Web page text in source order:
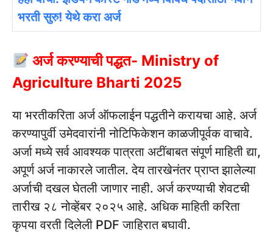
भरती सुरु! येथे करा अर्ज
अर्ज करण्याची पद्धत- Ministry of
Agriculture Bharti 2025
या भरतीकरिता अर्ज ऑफलाईन पद्धतीने करायचा आहे. अर्ज
करण्यापुर्वी उमेदवारांनी नोटिफिकेशन काळजीपूर्वक वाचावे.
अर्जा मध्ये सर्व आवश्यक पात्रता अटींबाबत संपूर्ण माहिती द्या,
अपूर्ण अर्ज नाकारले जातील. देय तारखेनंतर प्राप्त झालेल्या
अर्जाची दखल घेतली जाणार नाही. अर्ज करण्याची शेवटची
तारीख २८ नोव्हेंबर २०२५ आहे. अधिक माहिती करिता
कृपया वरती दिलेली PDF जाहिरात बघावी.